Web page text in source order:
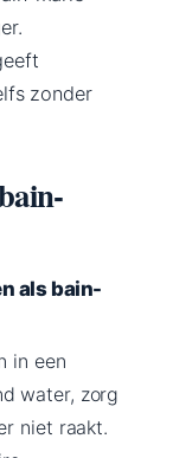
zonder
als bain-
in een
water, zorg
niet raakt.